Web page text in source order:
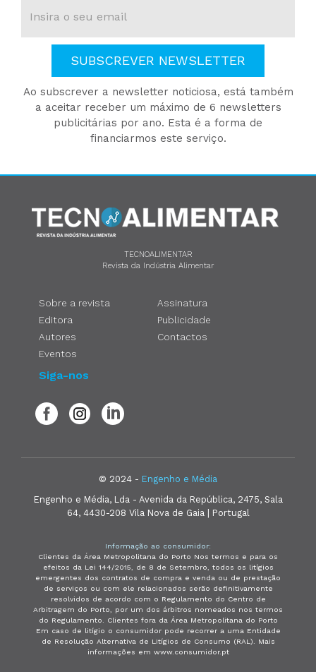
SUBSCREVER NEWSLETTER
Ao subscrever a newsletter noticiosa, está também
a aceitar receber um máximo de 6 newsletters
publicitárias por ano. Esta é a forma de
financiarmos este serviço.
TECNOALIMENTAR
Revista da Indústria Alimentar
Sobre a revista
Editora
Autores
Eventos
Assinatura
Publicidade
Contactos
Siga-nos
© 2024 - Engenho e Média
Engenho e Média, Lda - Avenida da República, 2475, Sala
64, 4430-208 Vila Nova de Gaia | Portugal
Informação ao consumidor:
Clientes da Área Metropolitana do Porto Nos termos e para os
efeitos da Lei 144/2015, de 8 de Setembro, todos os litígios
emergentes dos contratos de compra e venda ou de prestação
de serviços ou com ele relacionados serão definitivamente
resolvidos de acordo com o Regulamento do Centro de
Arbitragem do Porto, por um dos árbitros nomeados nos termos
do Regulamento. Clientes fora da Área Metropolitana do Porto
Em caso de litígio o consumidor pode recorrer a uma Entidade
de Resolução Alternativa de Litígios de Consumo (RAL). Mais
informações em www.consumidor.pt